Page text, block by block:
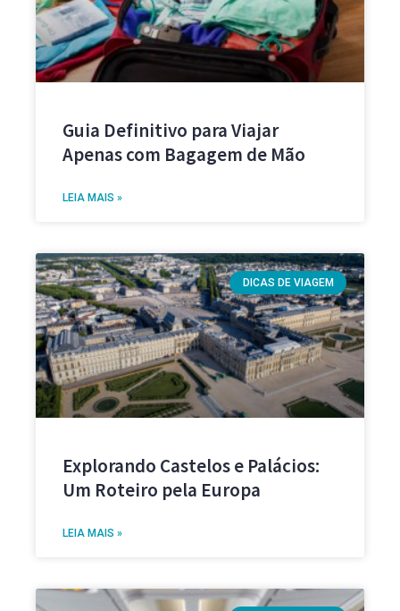
Guia Definitivo para Viajar
Apenas com Bagagem de Mão
LEIA MAIS »
DICAS DE VIAGEM
Explorando Castelos e Palácios:
Um Roteiro pela Europa
LEIA MAIS »